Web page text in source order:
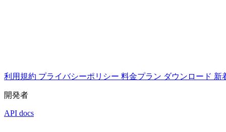
利用規約 プライバシーポリシー 料金プラン ダウンロード 新
開発者
API docs